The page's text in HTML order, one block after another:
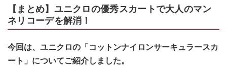
【まとめ】ユニクロの優秀スカートで大人のマン
ネリコーデを解消！
今回は、ユニクロの「コットンナイロンサーキュラースカ
ート」についてご紹介しました。